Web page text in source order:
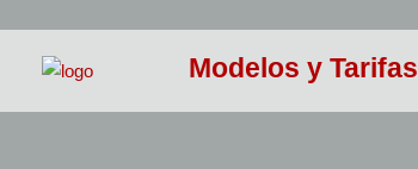
Modelos y Tarifas